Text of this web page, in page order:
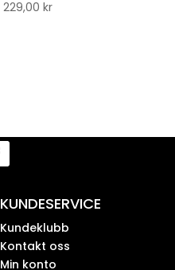
229,00kr
KUNDESERVICE
Kundeklubb
Kontakt oss
Min konto